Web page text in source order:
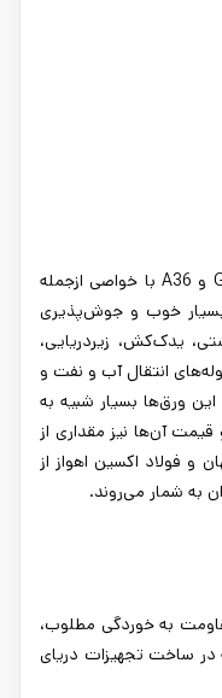
ورق‌های دریایی در گریدهای GL-A، LR-A و A36 با خواصی ازجمله
خوب و جوش‌پذیری
یدک‌کش، زیردریایی،
انتقال آب و نفت و
این ورق‌ها بسیار شبیه به
آن‌ها نیز مقداری از
و فولاد اکسین اهواز از
به شمار می‌روند.
به خوردگی مطلوب،
ساخت تجهیزات دریای